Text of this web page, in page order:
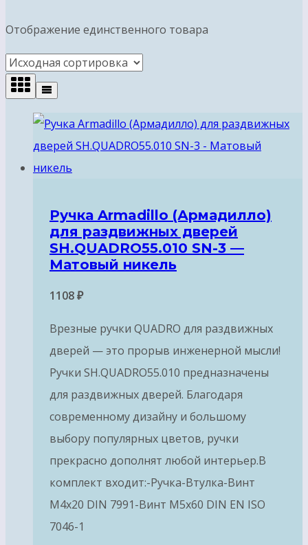
Отображение единственного товара
Ручка Armadillo (Армадилло)
для раздвижных дверей
SH.QUADRO55.010 SN-3 —
Матовый никель
1108₽
Врезные ручки QUADRO для раздвижных
дверей — это прорыв инженерной мысли!
Ручки SH.QUADRO55.010 предназначены
для раздвижных дверей. Благодаря
современному дизайну и большому
выбору популярных цветов, ручки
прекрасно дополнят любой интерьер.В
комплект входит:-Ручка-Втулка-Винт
М4х20 DIN 7991-Винт М5х60 DIN EN ISO
7046-1